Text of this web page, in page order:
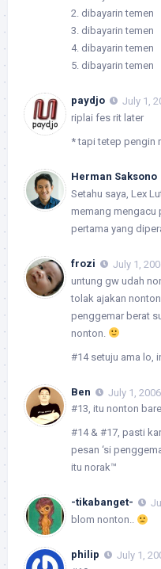
2. dibayarin temen
3. dibayarin temen
4. dibayarin temen
5. dibayarin temen
paydjo
July 1,
riplai fes rit later
* tapi tetep pengin
Herman Saksono
Setahu saya, Lex
memang mengacu
pertama yang
frozi
July 1,
untung gw udah
tolak ajakan
penggemar berat
nonton.
#14 setuju ama lo,
Ben
July 1,
#13, itu nonton
#14 & #17, pasti
pesan ‘si
itu norak™
-tikabanget-
blom nonton..
philip
July 1,